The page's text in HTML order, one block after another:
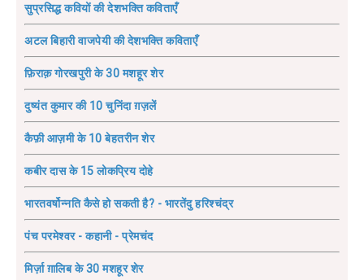
सुप्रसिद्ध कवियों की देशभक्ति कविताएँ
अटल बिहारी वाजपेयी की देशभक्ति कविताएँ
फ़िराक़ गोरखपुरी के 30 मशहूर शेर
दुष्यंत कुमार की 10 चुनिंदा ग़ज़लें
कैफ़ी आज़मी के 10 बेहतरीन शेर
कबीर दास के 15 लोकप्रिय दोहे
भारतवर्षोन्नति कैसे हो सकती है? - भारतेंदु हरिश्चंद्र
पंच परमेश्वर - कहानी - प्रेमचंद
मिर्ज़ा ग़ालिब के 30 मशहूर शेर